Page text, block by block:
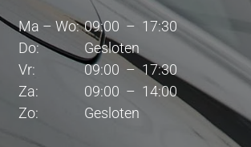
Ma – Wo: 09:00 – 17:30
Do:
Gesloten
Vr:
09:00 – 17:30
Za:
09:00 – 14:00
Zo:
Gesloten